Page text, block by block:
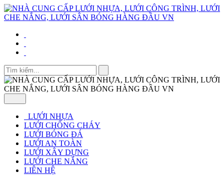
LƯỚI NHỰA
LƯỚI CHỐNG CHÁY
LƯỚI BÓNG ĐÁ
LƯỚI AN TOÀN
LƯỚI XÂY DỰNG
LƯỚI CHE NẮNG
LIÊN HỆ